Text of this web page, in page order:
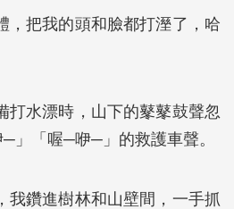
，把我的頭和臉都打溼了，哈
打水漂時，山下的鼕鼕鼓聲忽
」「喔─咿─」的救護車聲。
我鑽進樹林和山壁間，一手抓